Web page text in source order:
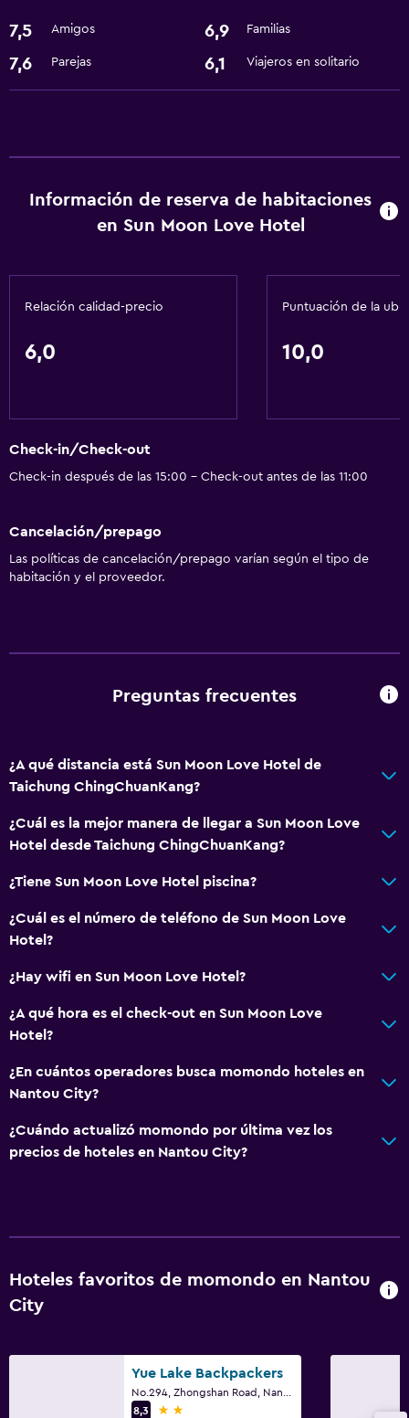
Espacio de almacenamiento
7,5 Amigos 6,9 Familias
7,6 Parejas 6,1 Viajeros en solitario
Información de reserva de habitaciones
en Sun Moon Love Hotel
Relación calidad-precio
6,0
Puntuación de la
10,0
Check-in/Check-out
Check-in después de las 15:00 - Check-out antes de las 11:00
Cancelación/prepago
Las políticas de cancelación/prepago varían según el tipo de
habitación y el proveedor.
Preguntas frecuentes
¿A qué distancia está Sun Moon Love Hotel de
Taichung ChingChuanKang?
¿Cuál es la mejor manera de llegar a Sun Moon Love
Hotel desde Taichung ChingChuanKang?
¿Tiene Sun Moon Love Hotel piscina?
¿Cuál es el número de teléfono de Sun Moon Love
Hotel?
¿Hay wifi en Sun Moon Love Hotel?
¿A qué hora es el check-out en Sun Moon Love
Hotel?
¿En cuántos operadores busca momondo hoteles en
Nantou City?
¿Cuándo actualizó momondo por última vez los
precios de hoteles en Nantou City?
Hoteles favoritos de momondo en Nantou
City
Yue Lake Backpackers
8,3
2 estrellas